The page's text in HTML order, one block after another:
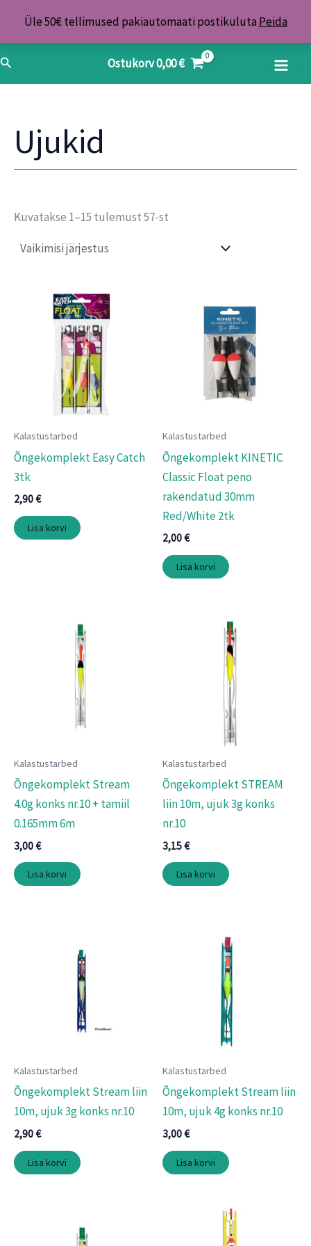
Üle 50€ tellimused pakiautomaati postikuluta Peida
content
Search Ostukorv0,00€
Ujukid
Kuvatakse 1–15 tulemust 57-st
Kalastustarbed
Õngekomplekt Easy Catch
3tk
2,90€
Lisa korvi
Kalastustarbed
Õngekomplekt KINETIC
Classic Float peno
rakendatud 30mm
Red/White 2tk
2,00€
Lisa korvi
Kalastustarbed
Õngekomplekt Stream
4.0g konks nr.10 + tamiil
0.165mm 6m
3,00€
Lisa korvi
Kalastustarbed
Õngekomplekt STREAM
liin 10m, ujuk 3g konks
nr.10
3,15€
Lisa korvi
Kalastustarbed
Õngekomplekt Stream liin
10m, ujuk 3g konks nr.10
2,90€
Lisa korvi
Kalastustarbed
Õngekomplekt Stream liin
10m, ujuk 4g konks nr.10
3,00€
Lisa korvi